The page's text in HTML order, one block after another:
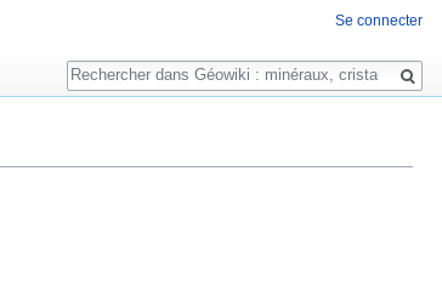
Se connecter
Rechercher